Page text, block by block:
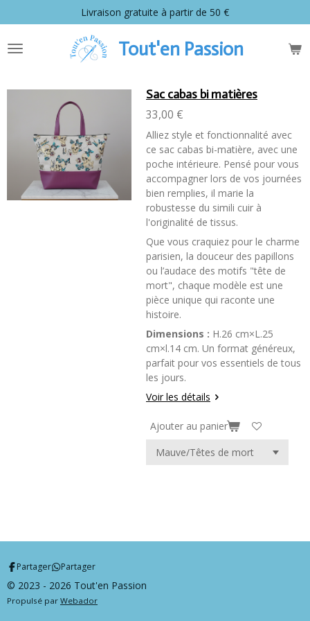
au
contenu
principal
Tout'en Passion
Livraison gratuite à partir de 50 €
Sac cabas bi matières
33,00 €
Alliez style et fonctionnalité avec
ce sac cabas bi-matière, avec une
poche intérieure. Pensé pour vous
accompagner lors de vos journées
bien remplies, il marie la
robustesse du simili cuir à
l'originalité de tissus.
Que vous craquiez pour le charme
parisien, la douceur des papillons
ou l’audace des motifs "tête de
mort", chaque modèle est une
pièce unique qui raconte une
histoire.
Dimensions : H.26 cm×L.25
cm×l.14 cm. Un format généreux,
parfait pour vos essentiels de tous
les jours.
Voir les détails
Ajouter au panier
Partager Partager
© 2023 - 2026 Tout'en Passion
Propulsé par Webador